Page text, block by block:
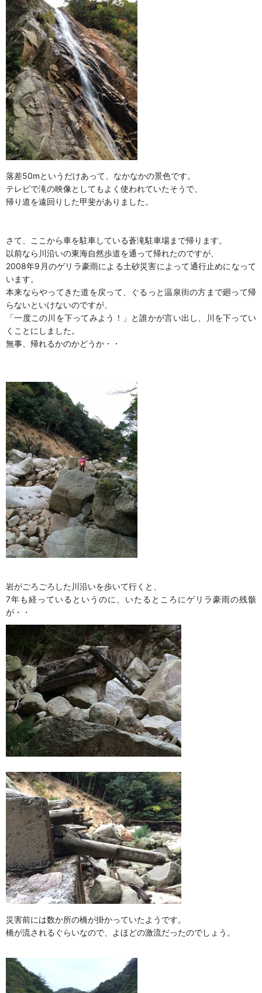
落差50mというだけあって、なかなかの景色です。
テレビで滝の映像としてもよく使われていたそうで、
帰り道を遠回りした甲斐がありました。
さて、ここから車を駐車している蒼滝駐車場まで帰ります。
以前なら川沿いの東海自然歩道を通って帰れたのですが、
2008年9月のゲリラ豪雨による土砂災害によって通行止めになって
います。
本来ならやってきた道を戻って、ぐるっと温泉街の方まで廻って帰
らないといけないのですが、
「一度この川を下ってみよう！」と誰かが言い出し、川を下ってい
くことにしました。
無事、帰れるかのかどうか・・
岩がごろごろした川沿いを歩いて行くと、
7年も経っているというのに、いたるところにゲリラ豪雨の残骸
が・・
災害前には数か所の橋が掛かっていたようです。
橋が流されるぐらいなので、よほどの激流だったのでしょう。